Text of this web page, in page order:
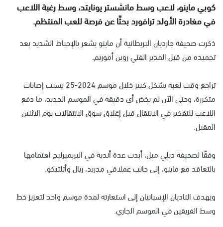
كوبي ماينو، لاعب وسط مانشستر يونايتد، وسط رغبة اللاعب
في مغادرة الأولد ترافورد بحثًا عن فرصة للعب المنتظم.
ذكرت صحيفة جارديان البريطانية أن ماينو يشعر بالإحباط الشديد بعد
تجميده من قبل المدير الفني روبن أموريم.
تراجع وقت لعبه بشكل كبير خلال موسم 2024-25 بسبب إصابات
متكررة، وحتى الآن لم يخض أي دقيقة في الموسم الجديد، ما دفع
اللاعب للتفكير في الانتقال قبل إغلاق سوق الانتقالات يوم الاثنين
المقبل.
وفقًا لصحيفة ديلي ميل، أبدت عدة أندية في البريميرليج اهتمامها
بالتعاقد مع ماينو، إلى جانب عملاقي مدريد، ريال وأتلتيكو.
ويهدف الناديان الإسبانيان إلى استعارته لمدة موسم واحد لتعزيز خط
وسط الفريقين في الموسم الجاري.